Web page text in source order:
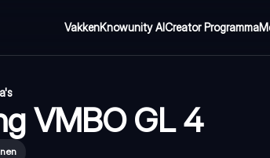
VakkenKnowunity AICreator Programma
VMBO GL 4